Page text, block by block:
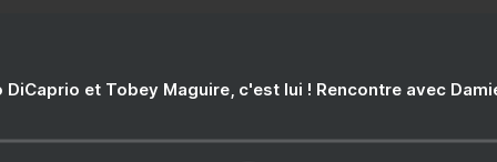
DiCaprio et Tobey Maguire, c'est lui ! Rencontre avec